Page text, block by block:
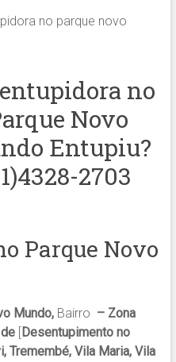
no parque novo
no
Novo
Entupiu?
2703
Parque Novo
Mundo,Bairro – Zona
[Desentupimento no
Tremembé, Vila Maria, Vila